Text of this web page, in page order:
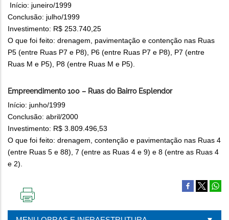
Início: juneiro/1999
Conclusão: julho/1999
Investimento: R$ 253.740,25
O que foi feito: drenagem, pavimentação e contenção nas Ruas
P5 (entre Ruas P7 e P8), P6 (entre Ruas P7 e P8), P7 (entre
Ruas M e P5), P8 (entre Ruas M e P5).
Empreendimento 100 – Ruas do Bairro Esplendor
Início: junho/1999
Conclusão: abril/2000
Investimento: R$ 3.809.496,53
O que foi feito: drenagem, contenção e pavimentação nas Ruas 4
(entre Ruas 5 e 88), 7 (entre as Ruas 4 e 9) e 8 (entre as Ruas 4
e 2).